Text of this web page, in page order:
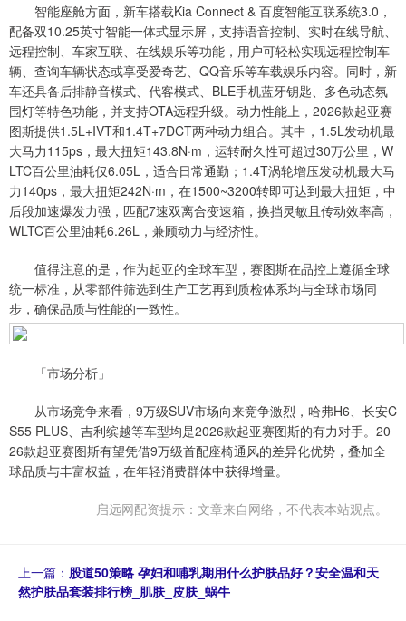
智能座舱方面，新车搭载Kia Connect & 百度智能互联系统3.0，
配备双10.25英寸智能一体式显示屏，支持语音控制、实时在线导航、
远程控制、车家互联、在线娱乐等功能，用户可轻松实现远程控制车
辆、查询车辆状态或享受爱奇艺、QQ音乐等车载娱乐内容。同时，新
车还具备后排静音模式、代客模式、BLE手机蓝牙钥匙、多色动态氛
围灯等特色功能，并支持OTA远程升级。动力性能上，2026款起亚赛
图斯提供1.5L+IVT和1.4T+7DCT两种动力组合。其中，1.5L发动机最
大马力115ps，最大扭矩143.8N·m，运转耐久性可超过30万公里，W
LTC百公里油耗仅6.05L，适合日常通勤；1.4T涡轮增压发动机最大马
力140ps，最大扭矩242N·m，在1500~3200转即可达到最大扭矩，中
后段加速爆发力强，匹配7速双离合变速箱，换挡灵敏且传动效率高，
WLTC百公里油耗6.26L，兼顾动力与经济性。
值得注意的是，作为起亚的全球车型，赛图斯在品控上遵循全球
统一标准，从零部件筛选到生产工艺再到质检体系均与全球市场同
步，确保品质与性能的一致性。
「市场分析」
从市场竞争来看，9万级SUV市场向来竞争激烈，哈弗H6、长安C
S55 PLUS、吉利缤越等车型均是2026款起亚赛图斯的有力对手。20
26款起亚赛图斯有望凭借9万级首配座椅通风的差异化优势，叠加全
球品质与丰富权益，在年轻消费群体中获得增量。
启远网配资提示：文章来自网络，不代表本站观点。
上一篇： 股道50策略 孕妇和哺乳期用什么护肤品好？安全温和天
然护肤品套装排行榜_肌肤_皮肤_蜗牛